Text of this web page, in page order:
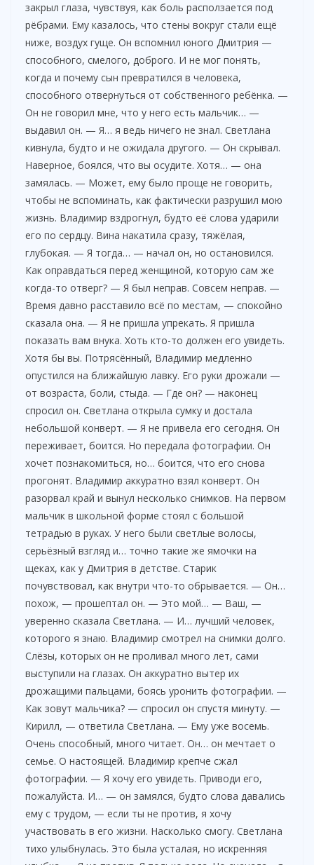
закрыл глаза, чувствуя, как боль расползается под
рёбрами. Ему казалось, что стены вокруг стали ещё
ниже, воздух гуще. Он вспомнил юного Дмитрия —
способного, смелого, доброго. И не мог понять,
когда и почему сын превратился в человека,
способного отвернуться от собственного ребёнка. —
Он не говорил мне, что у него есть мальчик… —
выдавил он. — Я… я ведь ничего не знал. Светлана
кивнула, будто и не ожидала другого. — Он скрывал.
Наверное, боялся, что вы осудите. Хотя… — она
замялась. — Может, ему было проще не говорить,
чтобы не вспоминать, как фактически разрушил мою
жизнь. Владимир вздрогнул, будто её слова ударили
его по сердцу. Вина накатила сразу, тяжёлая,
глубокая. — Я тогда… — начал он, но остановился.
Как оправдаться перед женщиной, которую сам же
когда-то отверг? — Я был неправ. Совсем неправ. —
Время давно расставило всё по местам, — спокойно
сказала она. — Я не пришла упрекать. Я пришла
показать вам внука. Хоть кто-то должен его увидеть.
Хотя бы вы. Потрясённый, Владимир медленно
опустился на ближайшую лавку. Его руки дрожали —
от возраста, боли, стыда. — Где он? — наконец
спросил он. Светлана открыла сумку и достала
небольшой конверт. — Я не привела его сегодня. Он
переживает, боится. Но передала фотографии. Он
хочет познакомиться, но… боится, что его снова
прогонят. Владимир аккуратно взял конверт. Он
разорвал край и вынул несколько снимков. На первом
мальчик в школьной форме стоял с большой
тетрадью в руках. У него были светлые волосы,
серьёзный взгляд и… точно такие же ямочки на
щеках, как у Дмитрия в детстве. Старик
почувствовал, как внутри что-то обрывается. — Он…
похож, — прошептал он. — Это мой… — Ваш, —
уверенно сказала Светлана. — И… лучший человек,
которого я знаю. Владимир смотрел на снимки долго.
Слёзы, которых он не проливал много лет, сами
выступили на глазах. Он аккуратно вытер их
дрожащими пальцами, боясь уронить фотографии. —
Как зовут мальчика? — спросил он спустя минуту. —
Кирилл, — ответила Светлана. — Ему уже восемь.
Очень способный, много читает. Он… он мечтает о
семье. О настоящей. Владимир крепче сжал
фотографии. — Я хочу его увидеть. Приводи его,
пожалуйста. И… — он замялся, будто слова давались
ему с трудом, — если ты не против, я хочу
участвовать в его жизни. Насколько смогу. Светлана
тихо улыбнулась. Это была усталая, но искренняя